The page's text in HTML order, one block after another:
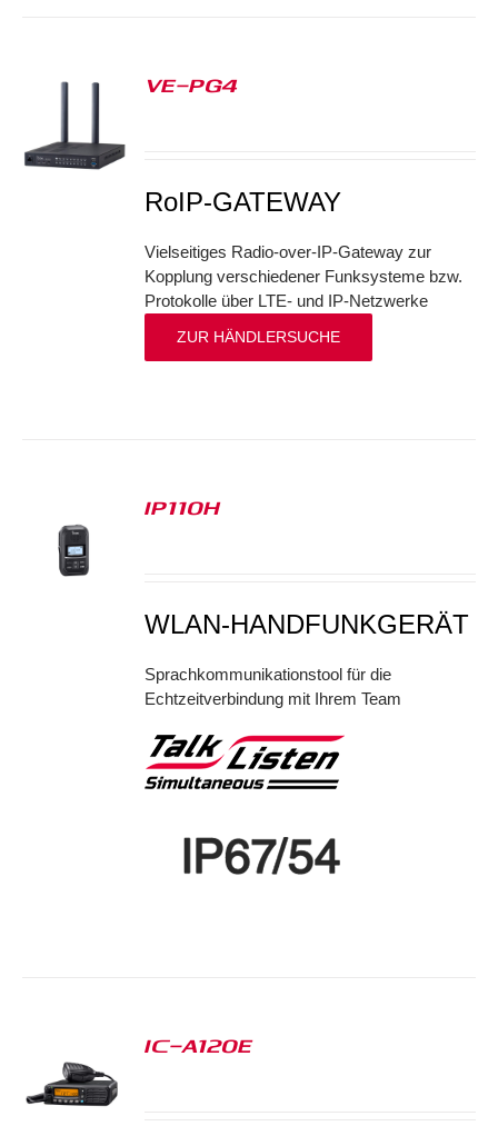
VE-PG4
RoIP-GATEWAY
Vielseitiges Radio-over-IP-Gateway zur
Kopplung verschiedener Funksysteme bzw.
Protokolle über LTE- und IP-Netzwerke
ZUR HÄNDLERSUCHE
IP110H
WLAN-HANDFUNKGERÄT
Sprachkommunikationstool für die
Echtzeitverbindung mit Ihrem Team
IC-A120E